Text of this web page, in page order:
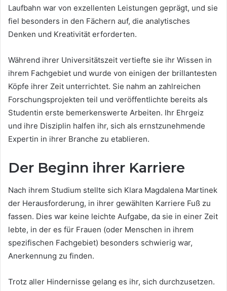
Laufbahn war von exzellenten Leistungen geprägt, und sie
fiel besonders in den Fächern auf, die analytisches
Denken und Kreativität erforderten.
Während ihrer Universitätszeit vertiefte sie ihr Wissen in
ihrem Fachgebiet und wurde von einigen der brillantesten
Köpfe ihrer Zeit unterrichtet. Sie nahm an zahlreichen
Forschungsprojekten teil und veröffentlichte bereits als
Studentin erste bemerkenswerte Arbeiten. Ihr Ehrgeiz
und ihre Disziplin halfen ihr, sich als ernstzunehmende
Expertin in ihrer Branche zu etablieren.
Der Beginn ihrer Karriere
Nach ihrem Studium stellte sich Klara Magdalena Martinek
der Herausforderung, in ihrer gewählten Karriere Fuß zu
fassen. Dies war keine leichte Aufgabe, da sie in einer Zeit
lebte, in der es für Frauen (oder Menschen in ihrem
spezifischen Fachgebiet) besonders schwierig war,
Anerkennung zu finden.
Trotz aller Hindernisse gelang es ihr, sich durchzusetzen.